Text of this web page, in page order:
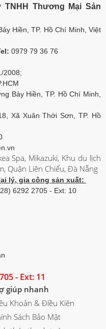
TNHH Thương Mại Sản
Hiền, TP. Hồ Chí Minh, Việt
0979 79 36 76
2008;
Bảy Hiền, TP. Hồ Chí Minh,
Xã Xuân Thới Sơn, TP. Hồ
Spa, Mikazuki, Khu du lịch
Quận Liên Chiểu, Đà Nẵng
lý, gia công sản xuất:
6292 2705 - Ext: 10
- Ext: 11
giúp nhanh
Khoản & Điều Kiện
Sách Bảo Mật